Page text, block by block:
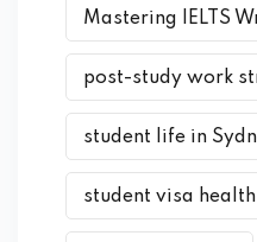
Mastering IELTS
post-study work
student life in
student visa